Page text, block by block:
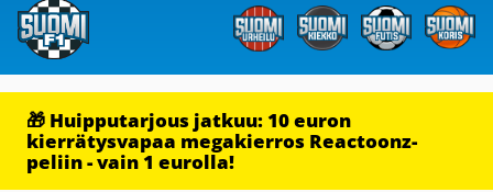
🎁 Huipputarjous jatkuu: 10 euron
kierrätysvapaa megakierros Reactoonz-
peliin - vain 1 eurolla!